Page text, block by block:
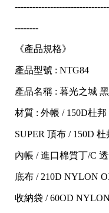
--------
《產品規格》
產品型號 : NTG84
產品名稱 : 暮光之城
材質 : 外帳 / 150D杜
SUPER 頂布 / 150D
內帳 / 進口棉質丁/C 透
底布 / 210D NYLON
收納袋 / 60OD